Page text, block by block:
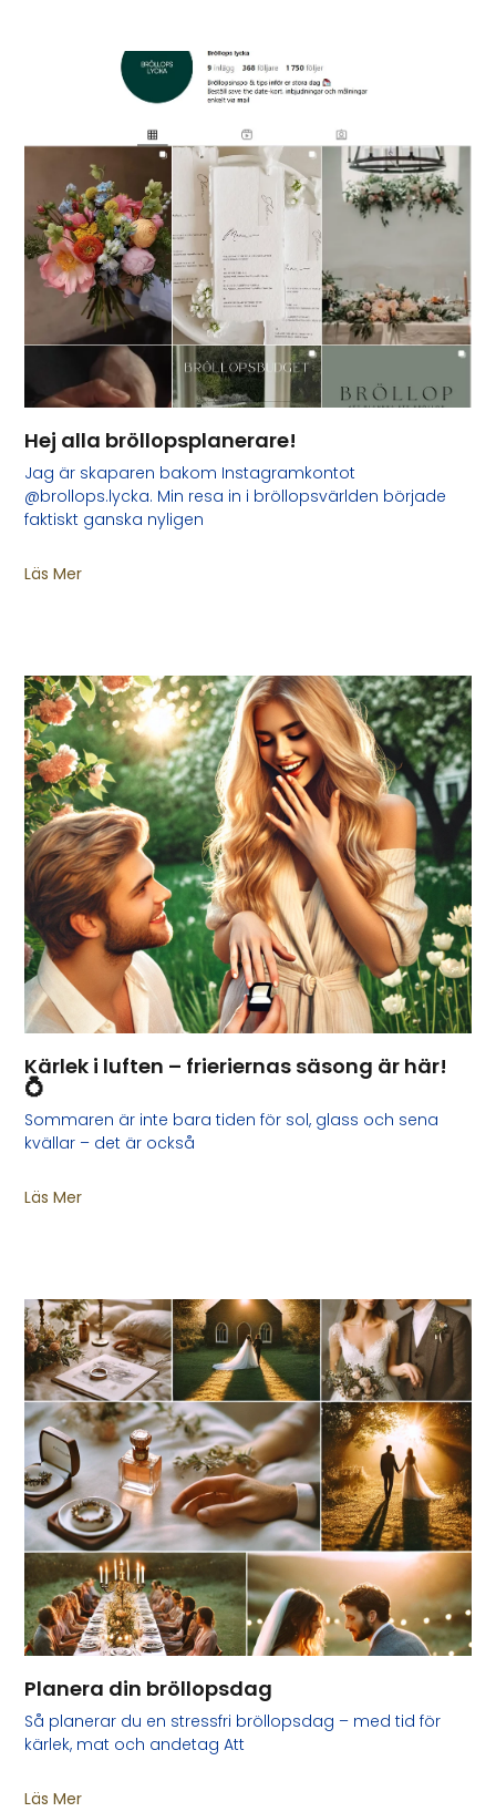
Hej alla bröllopsplanerare!
Jag är skaparen bakom Instagramkontot
@brollops.lycka. Min resa in i bröllopsvärlden började
faktiskt ganska nyligen
Läs Mer
Kärlek i luften – frieriernas säsong är här!
💍
Sommaren är inte bara tiden för sol, glass och sena
kvällar – det är också
Läs Mer
Planera din bröllopsdag
Så planerar du en stressfri bröllopsdag – med tid för
kärlek, mat och andetag Att
Läs Mer